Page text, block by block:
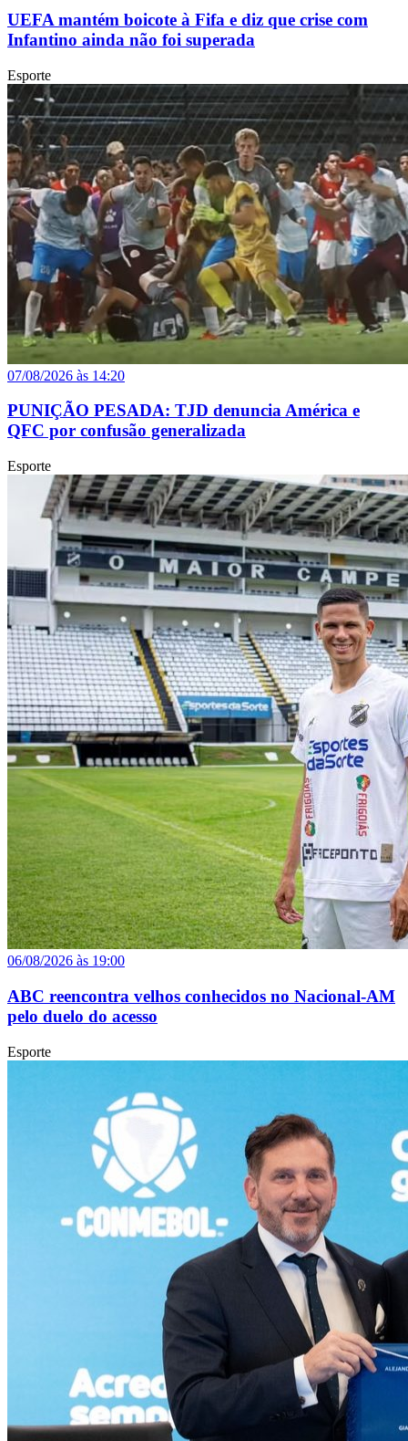
UEFA mantém boicote à Fifa e diz que crise com
Infantino ainda não foi superada
Esporte
07/08/2026 às 14:20
PUNIÇÃO PESADA: TJD denuncia América e
QFC por confusão generalizada
Esporte
06/08/2026 às 19:00
ABC reencontra velhos conhecidos no Nacional-AM
pelo duelo do acesso
Esporte